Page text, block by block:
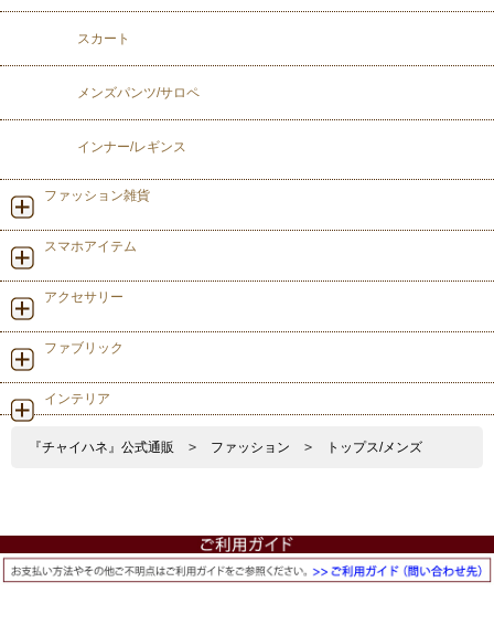
スカート
メンズパンツ/サロペ
インナー/レギンス
ファッション雑貨
スマホアイテム
アクセサリー
ファブリック
インテリア
『チャイハネ』公式通販 > ファッション > トップス/メンズ